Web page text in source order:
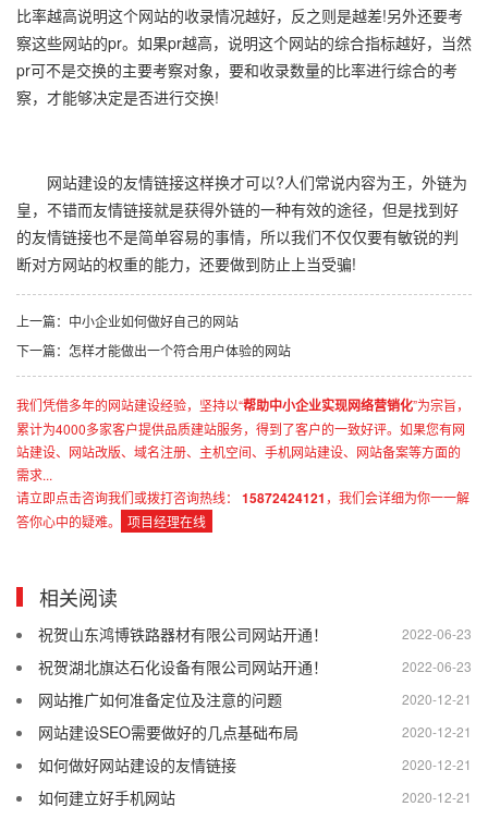
比率越高说明这个网站的收录情况越好，反之则是越差!另外还要考
察这些网站的pr。如果pr越高，说明这个网站的综合指标越好，当然
pr可不是交换的主要考察对象，要和收录数量的比率进行综合的考
察，才能够决定是否进行交换!
网站建设的友情链接这样换才可以?人们常说内容为王，外链为
皇，不错而友情链接就是获得外链的一种有效的途径，但是找到好
的友情链接也不是简单容易的事情，所以我们不仅仅要有敏锐的判
断对方网站的权重的能力，还要做到防止上当受骗!
上一篇：中小企业如何做好自己的网站
下一篇：怎样才能做出一个符合用户体验的网站
我们凭借多年的网站建设经验，坚持以“帮助中小企业实现网络营销化”为宗旨，
累计为4000多家客户提供品质建站服务，得到了客户的一致好评。如果您有网
站建设、网站改版、域名注册、主机空间、手机网站建设、网站备案等方面的
需求...
请立即点击咨询我们或拨打咨询热线：
15872424121 ，我们会详细为你一一解
答你心中的疑难。
项目经理在线
相关阅读
2022-06-23
祝贺山东鸿博铁路器材有限公司网站开通！
2022-06-23
祝贺湖北旗达石化设备有限公司网站开通！
2020-12-21
网站推广如何准备定位及注意的问题
2020-12-21
网站建设SEO需要做好的几点基础布局
2020-12-21
如何做好网站建设的友情链接
2020-12-21
如何建立好手机网站